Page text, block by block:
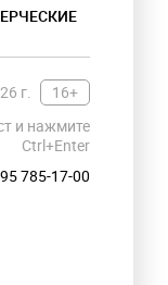
г.
16+
и нажмите
Ctrl+Enter
785-17-00